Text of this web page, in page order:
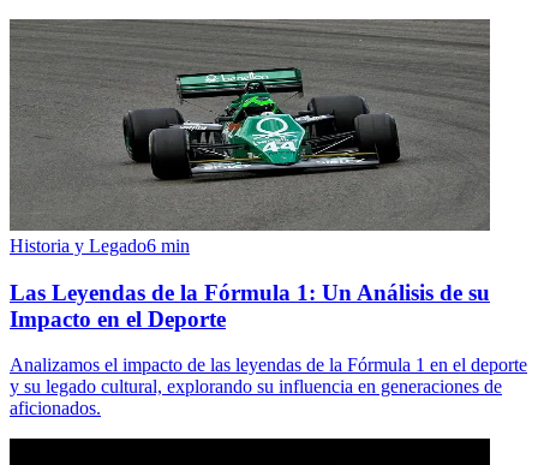
Historia y Legado6 min
Las Leyendas de la Fórmula 1: Un Análisis de su
Impacto en el Deporte
Analizamos el impacto de las leyendas de la Fórmula 1 en el deporte
y su legado cultural, explorando su influencia en generaciones de
aficionados.